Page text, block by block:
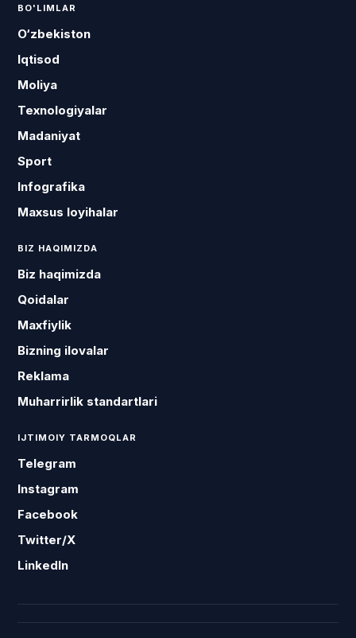
BO'LIMLAR
O‘zbekiston
Iqtisod
Moliya
Texnologiyalar
Madaniyat
Sport
Infografika
Maxsus loyihalar
BIZ HAQIMIZDA
Biz haqimizda
Qoidalar
Maxfiylik
Bizning ilovalar
Reklama
Muharrirlik standartlari
IJTIMOIY TARMOQLAR
Telegram
Instagram
Facebook
Twitter/X
LinkedIn